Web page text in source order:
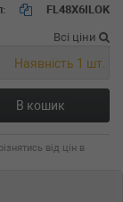
FL48X6ILOK
Всі ціни
Наявність 1 шт.
В кошик
від цін в